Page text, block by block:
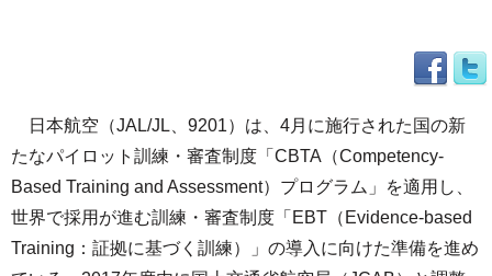
日本航空（JAL/JL、9201）は、4月に施行された国の新
たなパイロット訓練・審査制度「CBTA（Competency-
Based Training and Assessment）プログラム」を適用し、
世界で採用が進む訓練・審査制度「EBT（Evidence-based
Training：証拠に基づく訓練）」の導入に向けた準備を進め